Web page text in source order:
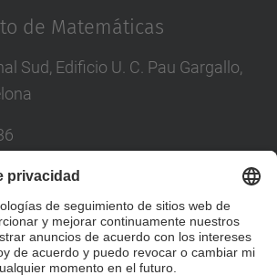
de Matemáticas
Sud, Edificio U. C. Pau Gargallo,